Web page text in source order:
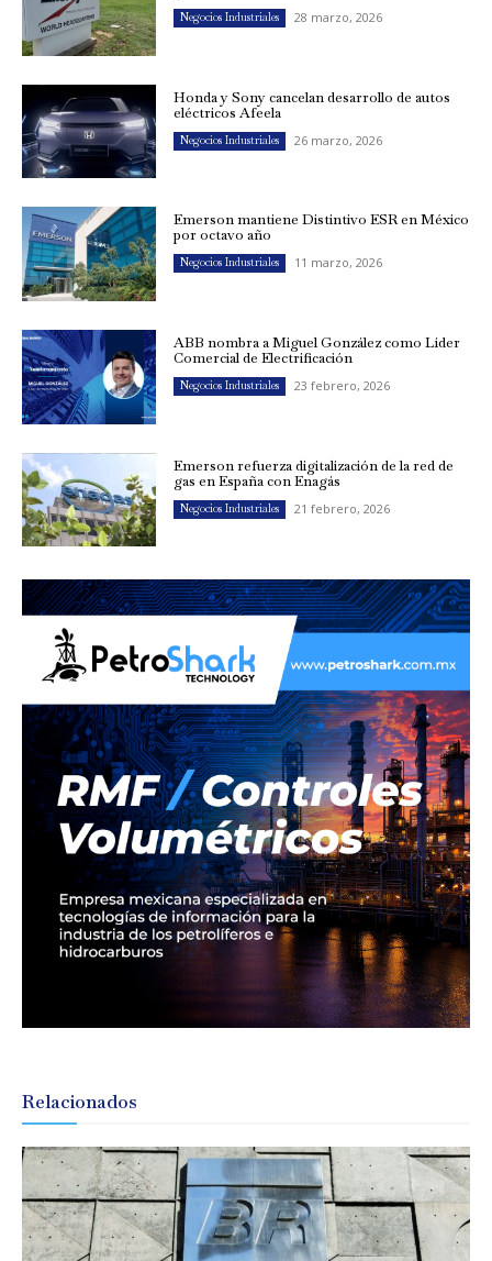
Negocios Industriales 28 marzo, 2026
Honda y Sony cancelan desarrollo de autos
eléctricos Afeela
Negocios Industriales 26 marzo, 2026
Emerson mantiene Distintivo ESR en México
por octavo año
Negocios Industriales 11 marzo, 2026
ABB nombra a Miguel González como Líder
Comercial de Electrificación
Negocios Industriales 23 febrero, 2026
Emerson refuerza digitalización de la red de
gas en España con Enagás
Negocios Industriales 21 febrero, 2026
Relacionados